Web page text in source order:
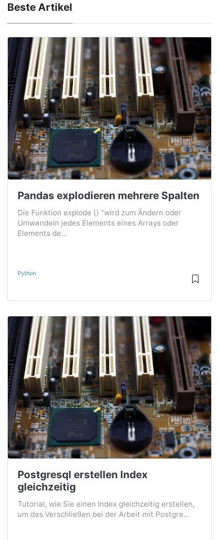
Beste Artikel
Pandas explodieren mehrere Spalten
Die Funktion explode () ”wird zum Ändern oder
Umwandeln jedes Elements eines Arrays oder
Elements de...
Python
Postgresql erstellen Index
gleichzeitig
Tutorial, wie Sie einen Index gleichzeitig erstellen,
um das Verschließen bei der Arbeit mit Postgre...